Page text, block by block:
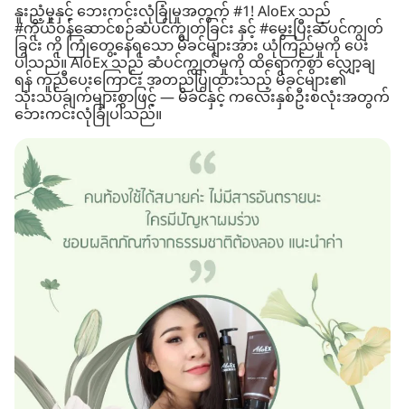
နူးညံ့မှုနှင့် ဘေးကင်းလုံခြုံမှုအတွက် #1! AloEx သည်
#ကိုယ်ဝန်ဆောင်စဉ်ဆံပင်ကျွတ်ခြင်း နှင့် #မွေးပြီးဆံပင်ကျွတ်
ခြင်း ကို ကြုံတွေ့နေရသော မိခင်များအား ယုံကြည်မှုကို ပေး
ပါသည်။ AloEx သည် ဆံပင်ကျွတ်မှုကို ထိရောက်စွာ လျှော့ချ
ရန် ကူညီပေးကြောင်း အတည်ပြုထားသည့် မိခင်များ၏
သုံးသပ်ချက်များစွာဖြင့် — မိခင်နှင့် ကလေးနှစ်ဦးစလုံးအတွက်
ဘေးကင်းလုံခြုံပါသည်။